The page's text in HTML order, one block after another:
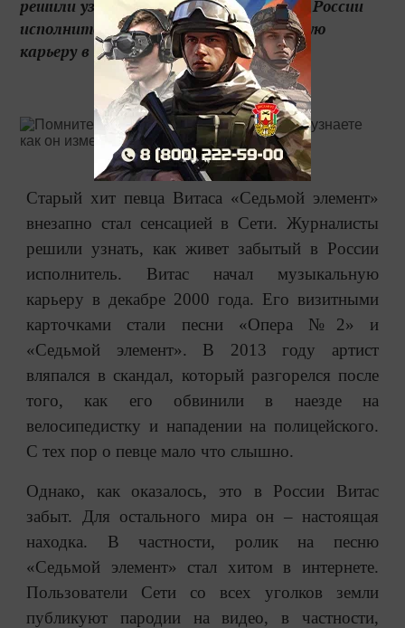
решили узнать, как живет забытый в России
исполнитель. Витас начал музыкальную
карьеру в декабре 2000 года. Его виз...
Старый хит певца Витаса «Седьмой элемент»
внезапно стал сенсацией в Сети. Журналисты
решили узнать, как живет забытый в России
исполнитель. Витас начал музыкальную
карьеру в декабре 2000 года. Его визитными
карточками стали песни «Опера №2» и
«Седьмой элемент». В 2013 году артист
вляпался в скандал, который разгорелся после
того, как его обвинили в наезде на
велосипедистку и нападении на полицейского.
С тех пор о певце мало что слышно.
Однако, как оказалось, это в России Витас
забыт. Для остального мира он – настоящая
находка. В частности, ролик на песню
«Седьмой элемент» стал хитом в интернете.
Пользователи Сети со всех уголков земли
публикуют пародии на видео, в частности,